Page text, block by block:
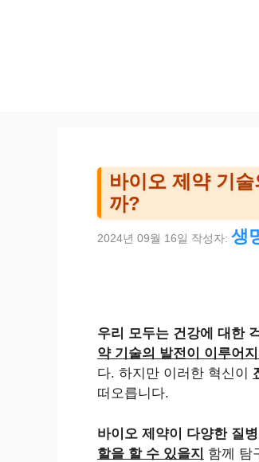
바이오 제약 기
까?
2024년 09월 16일 작성자: 생
우리 모두는 건강에 대한
약 기술의 발전이 이루어지
다. 하지만 이러한 혁신이
떠오릅니다.
바이오 제약이 다양한 질
할을 할 수 있을지 함께 탐